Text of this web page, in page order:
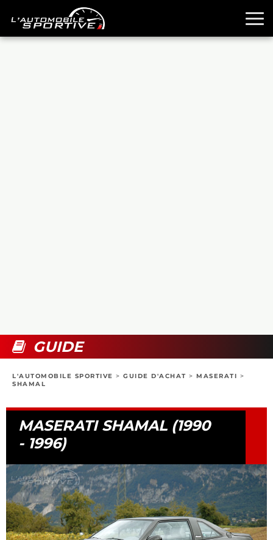
BOUTIQUE
GUIDE
L'AUTOMOBILE SPORTIVE > GUIDE D'ACHAT > MASERATI >
SHAMAL
MASERATI SHAMAL (1990
- 1996)